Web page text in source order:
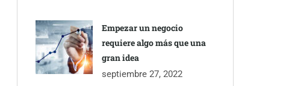
Empezar un negocio
requiere algo más que una
gran idea
septiembre 27, 2022